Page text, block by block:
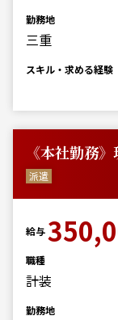
勤務地
三重
スキル・求める経験
《本社勤務
派遣
給与
職種
計装
勤務地